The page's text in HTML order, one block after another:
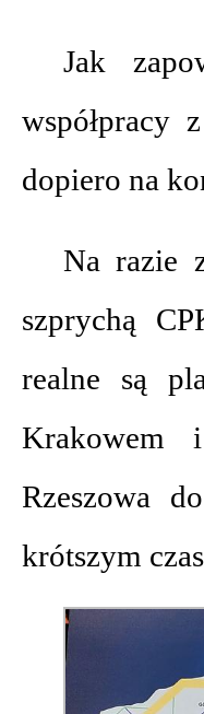
Jak
współpracy
dopiero na
Na razie
szprychą
realne są
Krakowem
Rzeszowa
krótszym